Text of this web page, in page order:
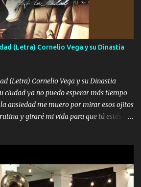
Música Pregúntame qué es lo que me
cuantas horas también pregunta que
dichosa al estar conmigo Y ya borracho
dedicarte unas bonitas palabras así
todo y puedo describirlo mucho que
me siento muy feliz y emocionado por
(Letra) Cornelio Vega y su Dinastia
(Letra) Cornelio Vega y su Dinastia
ciudad ya no puedo esperar más tiempo
ansiedad me muero por mirar esos ojitos
y giraré mi vida para que tú estés en
🔒 del amor ❤️ Música Mil y un besos
ciudad no habrá quien lo detenga si las